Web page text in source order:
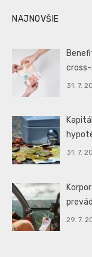
NAJNOVŠIE
cross-
31. 7.
31. 7.
29. 7.